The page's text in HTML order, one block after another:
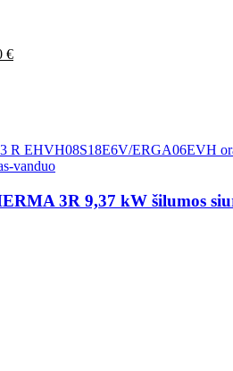
€Current
vanduo
3R 9,37 kW šilumos